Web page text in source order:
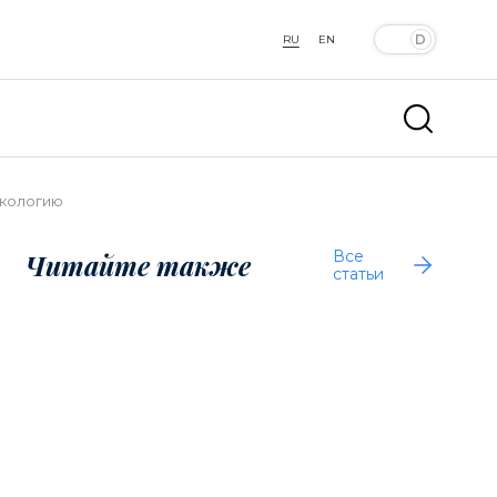
RU EN
Читайте также
Все
статьи